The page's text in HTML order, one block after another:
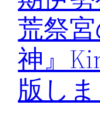
荒祭
神』
版しま